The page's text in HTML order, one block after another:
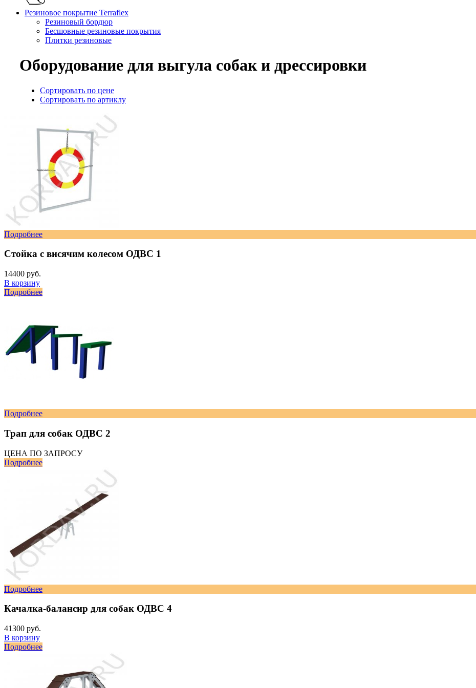
Резиновое покрытие Terraflex
Резиновый бордюр
Бесшовные резиновые покрытия
Плитки резиновые
Оборудование для выгула собак и дрессировки
Сортировать по цене
Сортировать по артиклу
Подробнее
Стойка с висячим колесом ОДВС 1
14400 руб.
В корзину
Подробнее
Подробнее
Трап для собак ОДВС 2
ЦЕНА ПО ЗАПРОСУ
Подробнее
Подробнее
Качалка-балансир для собак ОДВС 4
41300 руб.
В корзину
Подробнее